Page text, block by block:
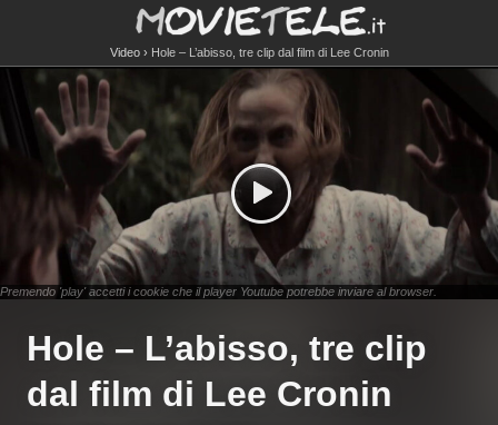
Video Hole – L’abisso, tre clip dal film di Lee Cronin
Premendo 'play' accetti i cookie che il player Youtube potrebbe inviare al browser.
Hole – L’abisso, tre clip
dal film di Lee Cronin